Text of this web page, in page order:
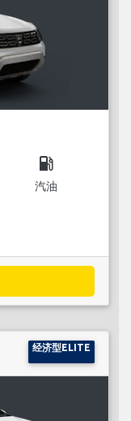
local_gas_station
汽油
经济型ELITE